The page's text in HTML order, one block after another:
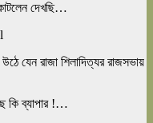
দেখছি…
যেন রাজা শিলাদিত্যর রাজসভায়
কি ব্যাপার !…